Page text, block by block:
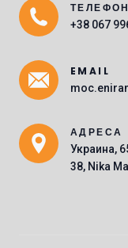
ТЕЛЕФОН
+38 067
EMAIL
АДРЕСА
Украина,
38, Nika